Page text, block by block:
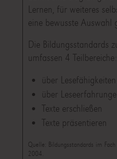
Lernen, für weiteres
eine bewusste Auswahl
Die Bildungsstandards
umfassen 4 Teilbereiche:
über
über
Texte erschließen
Texte präsentieren
Quelle: Bildungsstandards im
2004.